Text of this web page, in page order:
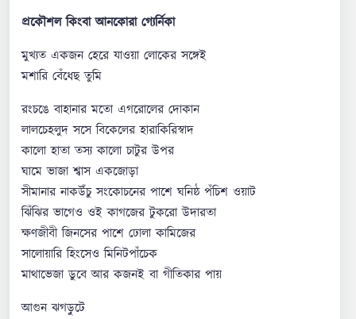
প্রকৌশল কিংবা আনকোরা গ্যের্নিকা
মুখ্যত একজন হেরে যাওয়া লোকের সঙ্গেই
মশারি বেঁধেছ তুমি
রংচঙে বাহানার মতো এগরোলের দোকান
লালচেহলুদ সসে বিকেলের হারাকিরিস্বাদ
কালো হাতা তস্য কালো চাটুর উপর
ঘামে ভাজা শ্বাস একজোড়া
সীমানার নাকউঁচু সংকোচনের পাশে ঘনিষ্ঠ পঁচিশ ওয়াট
ঝিঁঝির ভাগেও ওই কাগজের টুকরো উদারতা
ক্ষণজীবী জিনসের পাশে ঢোলা কামিজের
সালোয়ারি হিংসেও মিনিটপাঁচেক
মাথাভেজা ডুবে আর কজনই বা গীতিকার পায়
আগুন ঝগড়ুটে